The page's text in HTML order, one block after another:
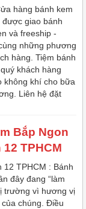
hàng bánh kem
được giao bánh
và freeship -
những phương
hàng. Tiệm bánh
khách hàng
không khí cho bữa
Liên hệ đặt
Bắp Ngon
TPHCM
12 TPHCM : Bánh
đây đang “làm
trường vì hương vị
chúng. Điều